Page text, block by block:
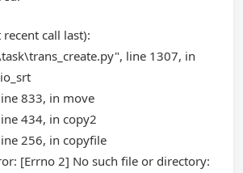
call last):
line 1307, in
833, in move
434, in copy2
256, in copyfile
[Errno 2] No such file or directory: